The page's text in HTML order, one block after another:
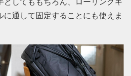
に通して固定することにも使えま